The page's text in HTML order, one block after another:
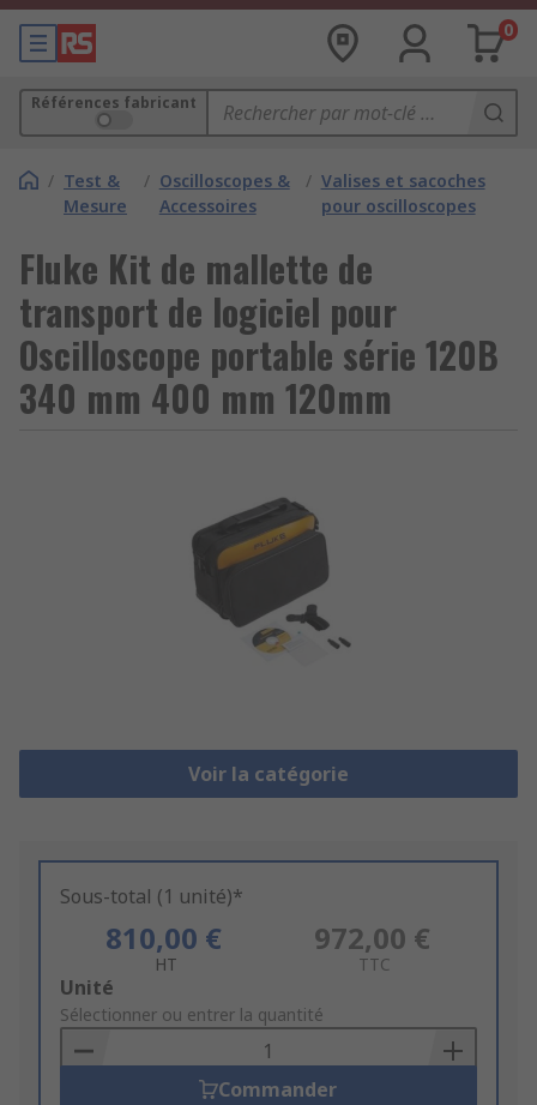
0
Références fabricant
/ Test &
Mesure
/ Oscilloscopes &
Accessoires
/ Valises et sacoches
pour oscilloscopes
Fluke Kit de mallette de
transport de logiciel pour
Oscilloscope portable série 120B
340 mm 400 mm 120mm
Voir la catégorie
Sous-total (1 unité)*
810,00 €
HT
972,00 €
TTC
Add
to
Basket
Unité
Sélectionner ou entrer la quantité
Commander